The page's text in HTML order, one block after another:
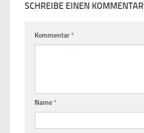
SCHREIBE EINEN KOMMENTAR
Kommentar*
Name*